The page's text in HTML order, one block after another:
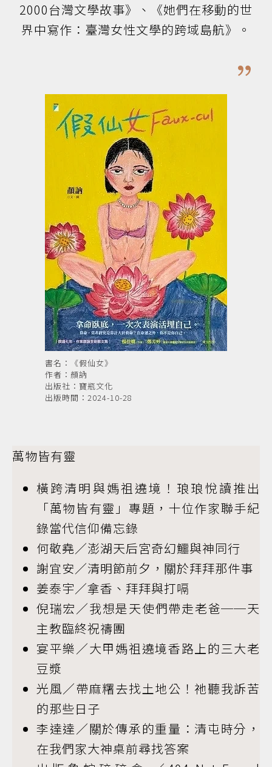
2000台灣文學故事》、《她們在移動的世
界中寫作：臺灣女性文學的跨域島航》。
書名：《假仙女》
作者：顏訥
出版社：寶瓶文化
出版時間：2024-10-28
萬物皆有靈
橫跨清明與媽祖遶境！琅琅悅讀推出
「萬物皆有靈」專題，十位作家聯手紀
錄當代信仰備忘錄
何敬堯／澎湖天后宮奇幻鱷與神同行
謝宜安／清明節前夕，關於拜拜那件事
姜泰宇／拿香、拜拜與打嗝
倪瑞宏／我想是天使們帶走老爸──天
主教臨終祝禱團
宴平樂／大甲媽祖遶境香路上的三大老
豆漿
光風／帶麻糬去找土地公！祂聽我訴苦
的那些日子
李達達／關於傳承的重量：清屯時分，
在我們家大神桌前尋找答案